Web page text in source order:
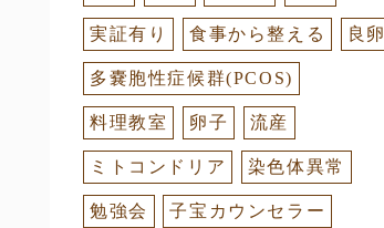
実証有り 食事から整える 良卵
多嚢胞性症候群(PCOS)
料理教室 卵子 流産
ミトコンドリア 染色体異常
勉強会 子宝カウンセラー